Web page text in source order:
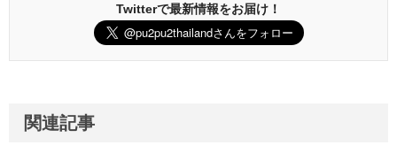
Twitterで最新情報をお届け！
関連記事